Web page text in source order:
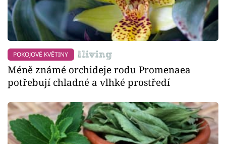
POKOJOVÉ KVĚTINY
Méně známé orchideje rodu Promenaea
potřebují chladné a vlhké prostředí